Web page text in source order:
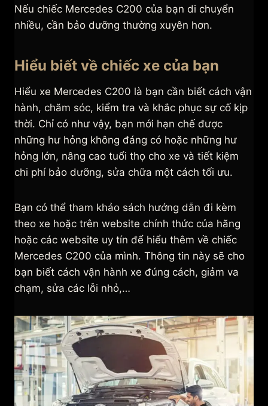
Nếu chiếc Mercedes C200 của bạn di chuyển
nhiều, cần bảo dưỡng thường xuyên hơn.
Hiểu biết về chiếc xe của bạn
Hiểu xe Mercedes C200 là bạn cần biết cách vận
hành, chăm sóc, kiểm tra và khắc phục sự cố kịp
thời. Chỉ có như vậy, bạn mới hạn chế được
những hư hỏng không đáng có hoặc những hư
hỏng lớn, nâng cao tuổi thọ cho xe và tiết kiệm
chi phí bảo dưỡng, sửa chữa một cách tối ưu.
Bạn có thể tham khảo sách hướng dẫn đi kèm
theo xe hoặc trên website chính thức của hãng
hoặc các website uy tín để hiểu thêm về chiếc
Mercedes C200 của mình. Thông tin này sẽ cho
bạn biết cách vận hành xe đúng cách, giảm va
chạm, sửa các lỗi nhỏ,…